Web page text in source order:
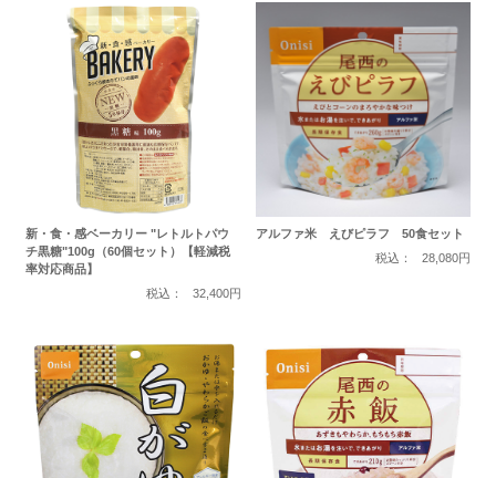
新・食・感ベーカリー "レトルトパウ
チ黒糖"100g（60個セット）【軽減税
率対応商品】
税込：
32,400円
アルファ米 えびピラフ 50食セット
税込：
28,080円